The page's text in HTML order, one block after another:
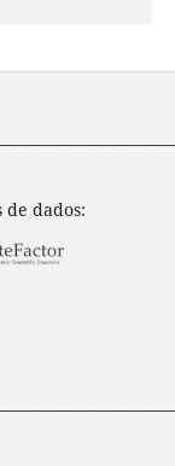
de dados: